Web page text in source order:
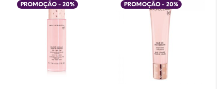
PROMOÇÃO - 20% PROMOÇÃO - 20%